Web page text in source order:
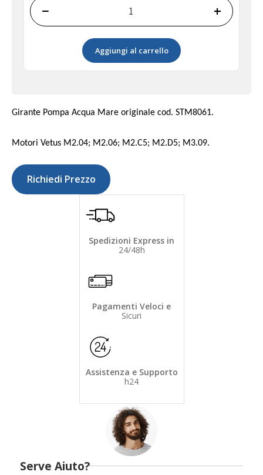
Kit
Girante
− +
Aggiungi al carrello
Girante Pompa Acqua Mare originale cod. STM8061.
Motori Vetus M2.04; M2.06; M2.C5; M2.D5; M3.09.
Richiedi Prezzo
Spedizioni Express in
24/48h
Pagamenti Veloci e
Sicuri
Assistenza e Supporto
h24
Serve Aiuto?